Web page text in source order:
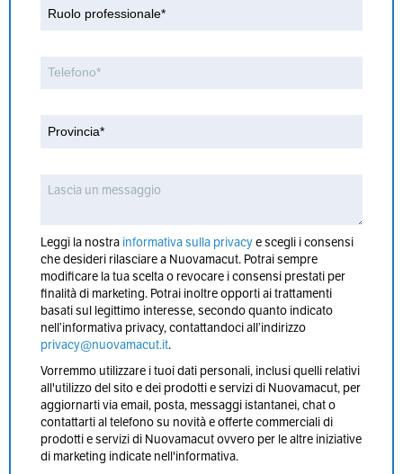
Leggi la nostra informativa sulla privacye scegli i consensi
che desideri rilasciare a Nuovamacut. Potrai sempre
modificare la tua scelta o revocare i consensi prestati per
finalità di marketing. Potrai inoltre opporti ai trattamenti
basati sul legittimo interesse, secondo quanto indicato
nell’informativa privacy, contattandoci all’indirizzo
privacy@nuovamacut.it.
Vorremmo utilizzare i tuoi dati personali, inclusi quelli relativi
all'utilizzo del sito e dei prodotti e servizi di Nuovamacut, per
aggiornarti via email, posta, messaggi istantanei, chat o
contattarti al telefono su novità e offerte commerciali di
prodotti e servizi di Nuovamacut ovvero per le altre iniziative
di marketing indicate nell'informativa.